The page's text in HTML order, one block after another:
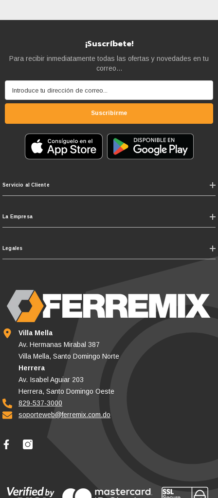
¡Suscríbete!
Para recibir inmediatamente todas las ofertas y novedades en tu
correo...
Introduce tu dirección de correo...
Suscribirme
Servicio al Cliente
La Empresa
Legales
Villa Mella
Av. Hermanas Mirabal 387
Villa Mella, Santo Domingo Norte
Herrera
Av. Isabel Aguiar 203
Herrera, Santo Domingo Oeste
829-537-3000
soporteweb@ferremix.com.do